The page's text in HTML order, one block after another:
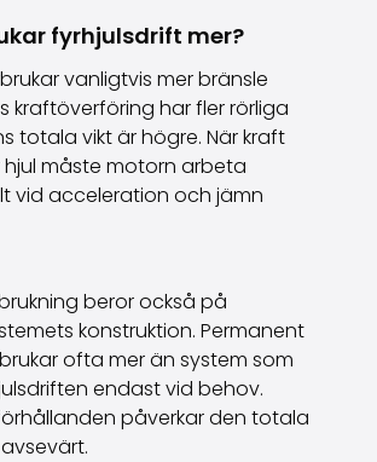
fyrhjulsdrift mer?
vanligtvis mer bränsle
kraftöverföring har fler rörliga
totala vikt är högre. När kraft
hjul måste motorn arbeta
vid acceleration och jämn
beror också på
konstruktion. Permanent
ofta mer än system som
endast vid behov.
påverkar den totala